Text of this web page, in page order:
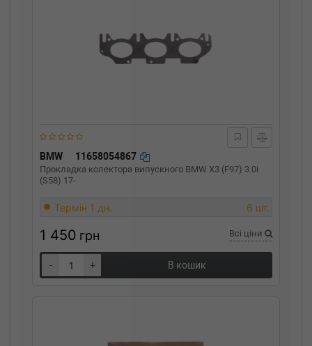
BMW 11658054867
Прокладка колектора випускного BMW X3 (F97) 3.0i
(S58) 17-
Термін 1 дн. 6 шт.
1 450 грн Всі ціни
- + В кошик